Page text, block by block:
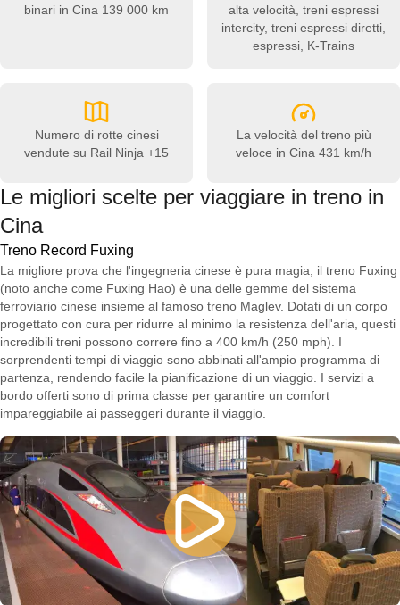
binari in Cina 139 000 km
alta velocità, treni espressi
intercity, treni espressi diretti,
espressi, K-Trains
Numero di rotte cinesi
vendute su Rail Ninja +15
La velocità del treno più
veloce in Cina 431 km/h
Le migliori scelte per viaggiare in treno in
Cina
Treno Record Fuxing
La migliore prova che l'ingegneria cinese è pura magia, il treno Fuxing
(noto anche come Fuxing Hao) è una delle gemme del sistema
ferroviario cinese insieme al famoso treno Maglev. Dotati di un corpo
progettato con cura per ridurre al minimo la resistenza dell'aria, questi
incredibili treni possono correre fino a 400 km/h (250 mph). I
sorprendenti tempi di viaggio sono abbinati all'ampio programma di
partenza, rendendo facile la pianificazione di un viaggio. I servizi a
bordo offerti sono di prima classe per garantire un comfort
impareggiabile ai passeggeri durante il viaggio.